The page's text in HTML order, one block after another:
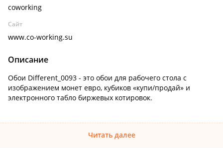
coworking
Сайт
www.co-working.su
Описание
Обои Different_0093 - это обои для рабочего стола с
изображением монет евро, кубиков «купи/продай» и
электронного табло биржевых котировок.
Читать далее